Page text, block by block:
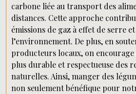
carbone liée au transport des
distances. Cette approche
émissions de gaz à effet de serre
l’environnement. De plus, en
producteurs locaux, on
plus durable et respectueuse des
naturelles. Ainsi, manger des
non seulement bénéfique pour